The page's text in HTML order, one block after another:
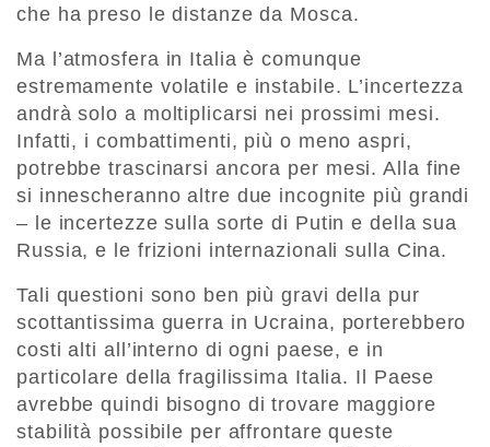
che ha preso le distanze da Mosca.
Ma l’atmosfera in Italia è comunque
estremamente volatile e instabile. L’incertezza
andrà solo a moltiplicarsi nei prossimi mesi.
Infatti, i combattimenti, più o meno aspri,
potrebbe trascinarsi ancora per mesi. Alla fine
si innescheranno altre due incognite più grandi
– le incertezze sulla sorte di Putin e della sua
Russia, e le frizioni internazionali sulla Cina.
Tali questioni sono ben più gravi della pur
scottantissima guerra in Ucraina, porterebbero
costi alti all’interno di ogni paese, e in
particolare della fragilissima Italia. Il Paese
avrebbe quindi bisogno di trovare maggiore
stabilità possibile per affrontare queste